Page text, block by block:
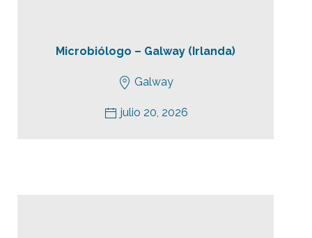
Microbiólogo – Galway (Irlanda)
Galway
julio 20, 2026